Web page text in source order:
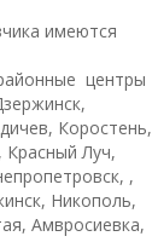
имеются
центры
Коростень,
Красный Луч,
,
Никополь,
Амвросиевка,